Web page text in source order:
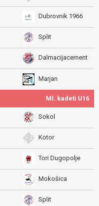
Dubrovnik 1966
Split
Dalmacijacement
Marjan
Ml. kadeti U16
Sokol
Kotor
Tori Dugopolje
Mokošica
Split